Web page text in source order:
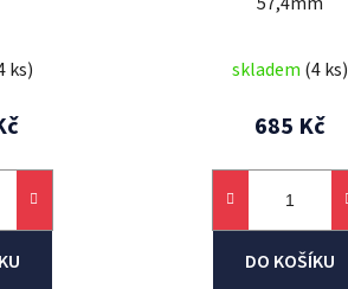
ks) skladem (4 ks)
685 Kč
DO KOŠÍKU